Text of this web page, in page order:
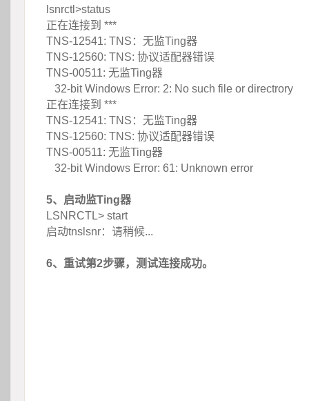
lsnrctl>status
正在连接到 ***
TNS-12541: TNS：无监Ting器
TNS-12560: TNS: 协议适配器错误
TNS-00511: 无监Ting器
32-bit Windows Error: 2: No such file or directrory
正在连接到 ***
TNS-12541: TNS：无监Ting器
TNS-12560: TNS: 协议适配器错误
TNS-00511: 无监Ting器
32-bit Windows Error: 61: Unknown error
5、启动监Ting器
LSNRCTL> start
启动tnslsnr：请稍候...
6、重试第2步骤，测试连接成功。